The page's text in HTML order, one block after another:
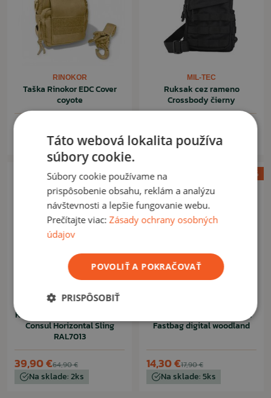
RINOKOR
Taška Rinokor EDC Cover
coyote
17,90 €
Na sklade: 9ks
MIL-TEC
Ruksak cez rameno
Crossbody čierny
Na sklade: 1ks
Akcia -39%
PENTAGON
Kapsa cez rameno Pentagon
Consul Horizontal Sling
RAL7013
64,90 €
39,90 €
Na sklade: 2ks
Akcia -20%
Taška cez rameno Areswer
Fastbag digital woodland
17,90 €
14,30 €
Na sklade: 5ks
Táto webová lokalita používa
súbory cookie.
Súbory cookie používame na
prispôsobenie obsahu, reklám a analýzu
návštevnosti a lepšie fungovanie webu.
Prečítajte viac:Zásady ochrany osobných
údajov
POVOLIŤ A POKRAČOVAŤ
PRISPÔSOBIŤ